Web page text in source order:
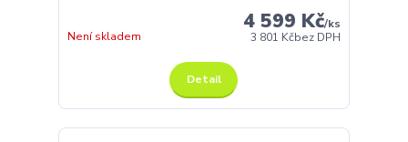
4 599 Kč/ks
3 801 Kčbez DPH
Není skladem
Detail